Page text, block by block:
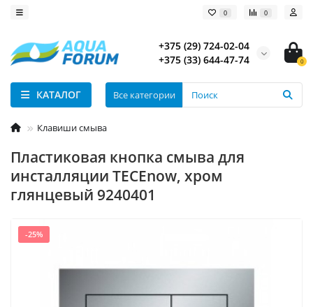
0 0
+375 (29) 724-02-04
+375 (33) 644-47-74
0
КАТАЛОГ Все категории
Клавиши смыва
Пластиковая кнопка смыва для
инсталляции TECEnow, хром
глянцевый 9240401
-25%